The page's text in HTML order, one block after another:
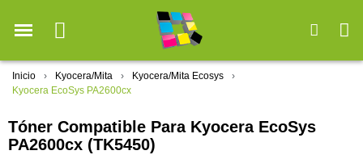
Inicio Kyocera/Mita
Kyocera/Mita Ecosys
Kyocera EcoSys PA2600cx
Tóner Compatible Para Kyocera EcoSys
PA2600cx (TK5450)